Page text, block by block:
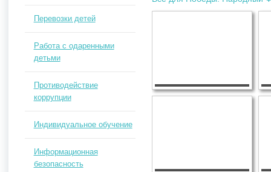
Перевозки детей
Работа с одаренными
детьми
Противодействие
коррупции
Индивидуальное обучение
Информационная
безопасность